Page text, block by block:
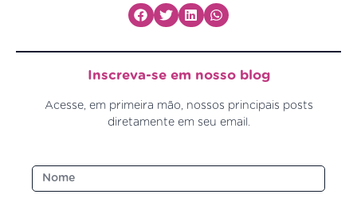
Inscreva-se em nosso blog
Acesse, em primeira mão, nossos principais posts
diretamente em seu email.